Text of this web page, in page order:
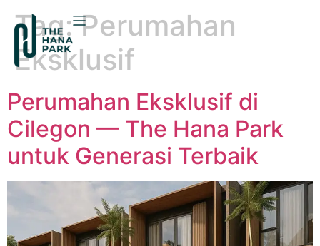
Tag:Perumahan
Eksklusif
Perumahan Eksklusif di
Cilegon — The Hana Park
untuk Generasi Terbaik